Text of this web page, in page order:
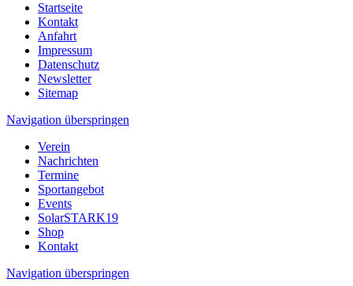
Startseite
Kontakt
Anfahrt
Impressum
Datenschutz
Newsletter
Sitemap
Navigation überspringen
Verein
Nachrichten
Termine
Sportangebot
Events
SolarSTARK19
Shop
Kontakt
Navigation überspringen